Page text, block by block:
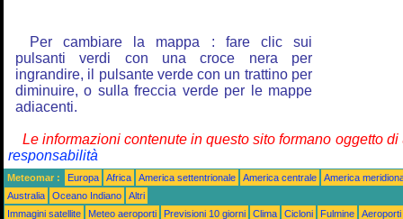
Per cambiare la mappa : fare clic sui
pulsanti verdi con una croce nera per
ingrandire, il pulsante verde con un trattino per
diminuire, o sulla freccia verde per le mappe
adiacenti.
Le informazioni contenute in questo sito formano oggetto
responsabilità
Meteomar : Europa Africa America settentrionale America centrale
America
Australia
Oceano Indiano
Altri
Immagini satellite
Meteo aeroporti Previsioni 10 giorni Clima Cicloni Fulmine
Aeroporti